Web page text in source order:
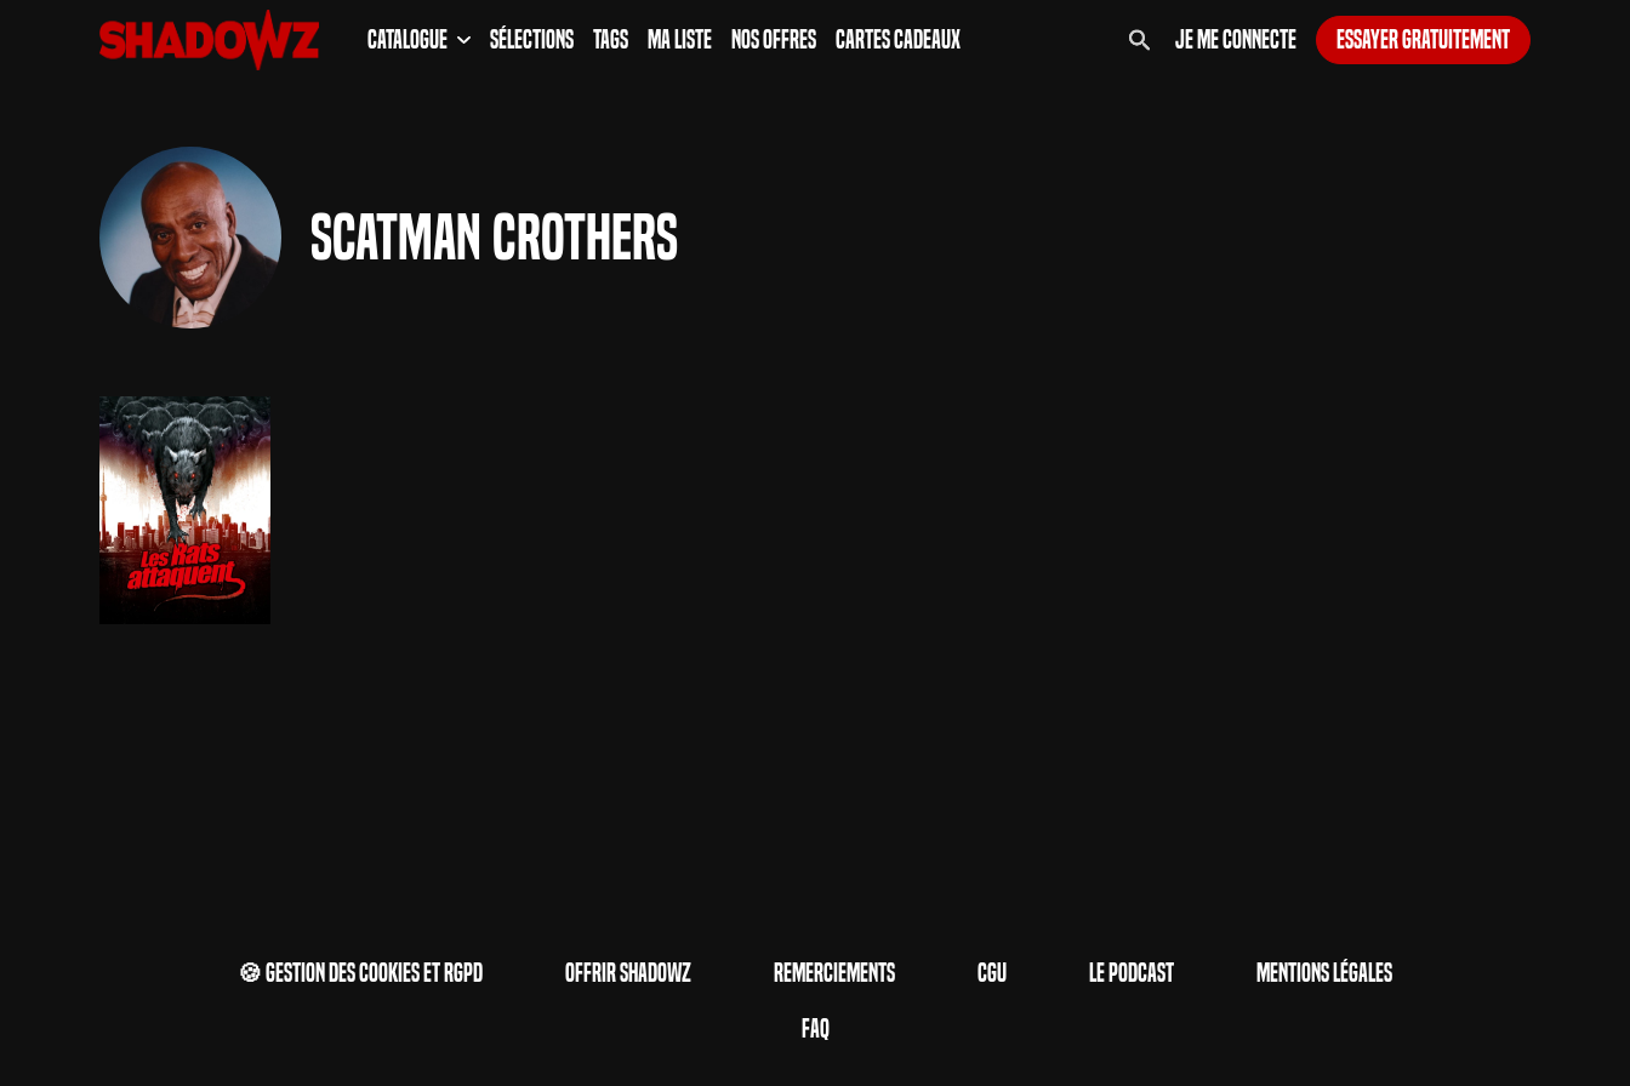
Catalogue Sélections Tags Ma Liste Nos Offres Cartes Cadeaux Je me connecte Essayer gratuitement
Scatman Crothers
🍪 Gestion des cookies et RGPD Offrir Shadowz Remerciements CGU Le Podcast
Mentions Légales
FAQ